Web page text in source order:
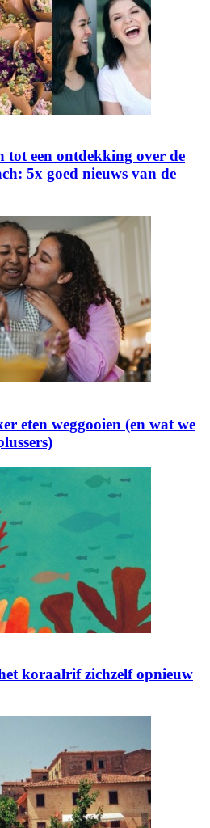
tot een ontdekking over de
5x goed nieuws van de
eten weggooien (en wat we
koraalrif zichzelf opnieuw